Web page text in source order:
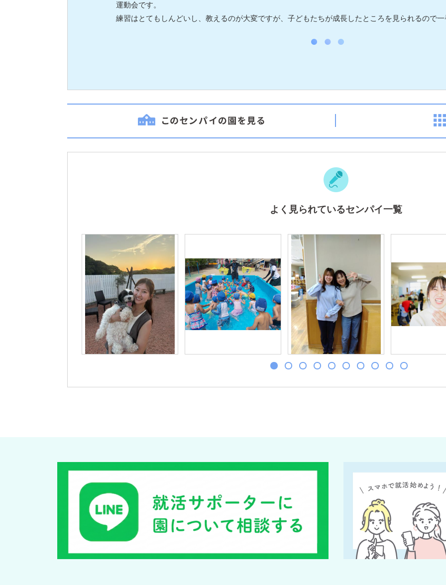
運動会です。
練習はとてもしんどいし、教えるのが大変ですが、子どもたちが成長したところを見られるので
よく見られているセンパイ一覧